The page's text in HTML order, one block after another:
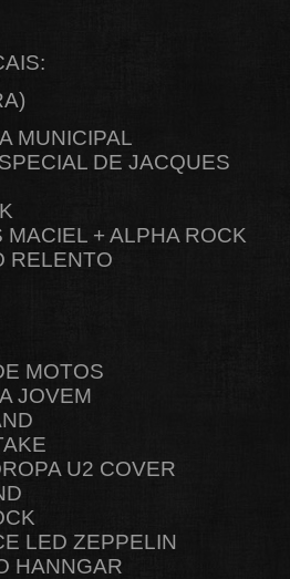
MUNICIPAL
DE JACQUES
+ ALPHA ROCK
RELENTO
MOTOS
JOVEM
U2 COVER
LED ZEPPELIN
HANNGAR